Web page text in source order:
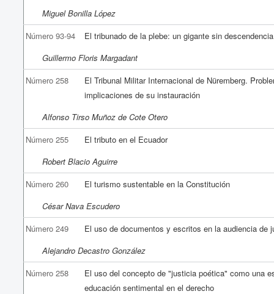
Miguel Bonilla López
Número 93-94
El tribunado de la plebe: un gigante sin descendencia
Guillermo Floris Margadant
Número 258
El Tribunal Militar Internacional de Nüremberg.
implicaciones de su instauración
Alfonso Tirso Muñoz de Cote Otero
Número 255
El tributo en el Ecuador
Robert Blacio Aguirre
Número 260
El turismo sustentable en la Constitución
César Nava Escudero
Número 249
El uso de documentos y escritos en la audiencia de
Alejandro Decastro González
Número 258
El uso del concepto de "justicia poética" como una
educación sentimental en el derecho